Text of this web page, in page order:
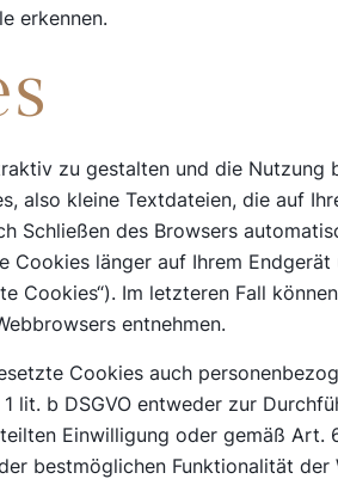
erkennen.
zu gestalten und die Nutzung
also kleine Textdateien, die auf
Schließen des Browsers
Cookies länger auf Ihrem
Cookies“). Im letzteren Fall
entnehmen.
Cookies auch
lit. b DSGVO entweder zur
Einwilligung oder gemäß Art.
bestmöglichen Funktionalität der